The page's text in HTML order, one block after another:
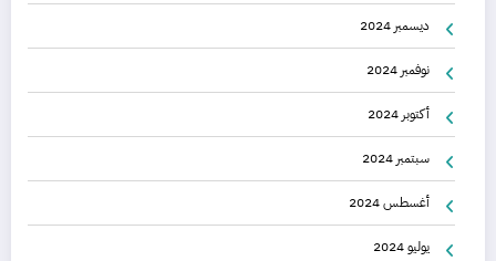
ديسمبر 2024
نوفمبر 2024
أكتوبر 2024
سبتمبر 2024
أغسطس 2024
يوليو 2024